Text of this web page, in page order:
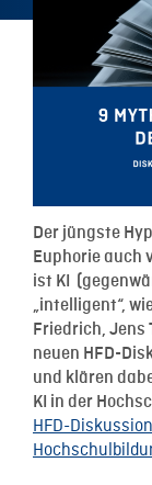
Der jüngste
Euphorie auch
ist KI
„intelligent“,
Friedrich, Jens
neuen HFD-
und klären
KI in der
HFD-